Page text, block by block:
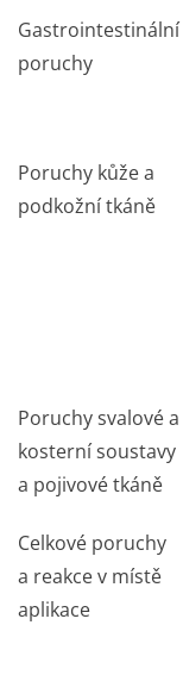
Gastrointestinální
poruchy
Poruchy kůže a
podkožní tkáně
Poruchy svalové a
kosterní soustavy
a pojivové tkáně
Celkové poruchy
a reakce v místě
aplikace